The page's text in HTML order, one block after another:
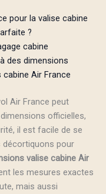
pour la valise cabine
?
cabine
des dimensions
Air France
Air France peut
officielles,
il est facile de se
décortiquons pour
valise cabine Air
les mesures exactes
mais aussi